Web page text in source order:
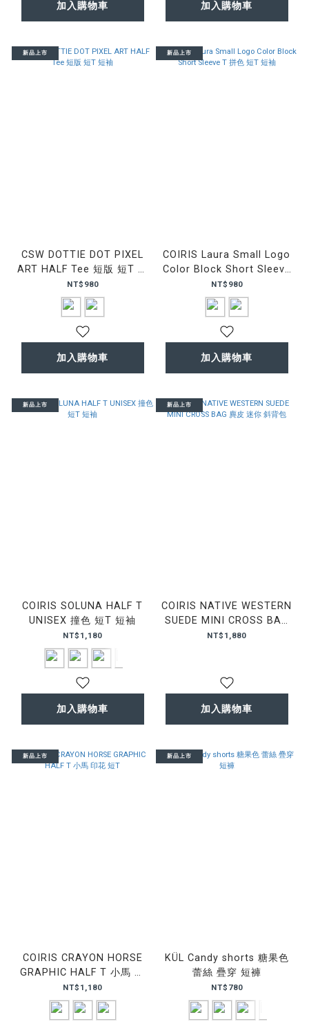
加入購物車 加入購物車
新品上市
CSW DOTTIE DOT PIXEL
ART HALF Tee 短版 短T 短
袖
NT$980
加入購物車
新品上市
COIRIS Laura Small Logo
Color Block Short Sleeve
T 拼色 短T 短袖
NT$980
加入購物車
新品上市
COIRIS SOLUNA HALF T
UNISEX 撞色 短T 短袖
NT$1,180
加入購物車
新品上市
COIRIS NATIVE WESTERN
SUEDE MINI CROSS BAG
麂皮 迷你 斜背包
NT$1,880
加入購物車
新品上市
COIRIS CRAYON HORSE
GRAPHIC HALF T 小馬 印
花 短T
NT$1,180
新品上市
KÜL Candy shorts 糖果色
蕾絲 疊穿 短褲
NT$780